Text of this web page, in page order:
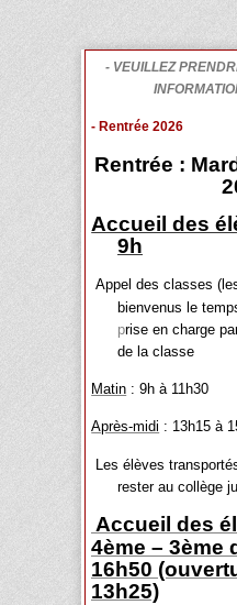
- VEUILLEZ
- Rentrée 2026
Rentrée :
Accueil des
9h
Appel des classes
bienvenus le
prise en charge
de la classe
Matin : 9h à 11h30
Après-midi : 13h15 à
Les élèves
rester au collège
Accueil des
4ème – 3ème
16h50
13h25)